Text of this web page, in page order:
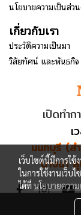
นโยบายความเป็นส่ว
เกี่ยวกับเรา
ประวัติความเป็นมา
วิสัยทัศน์ และพันธกิจ
เปิดทำ
เ
นนทบุรี (
บางนา
เว็บไซต์นี้มีการใ
ในการใช้งานเว็บ
ได้ที่นโยบายควา